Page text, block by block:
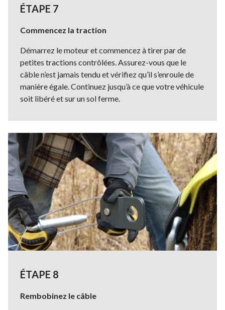
ÉTAPE 7
Commencez la traction
Démarrez le moteur et commencez à tirer par de
petites tractions contrôlées. Assurez-vous que le
câble n’est jamais tendu et vérifiez qu’il s’enroule de
manière égale. Continuez jusqu’à ce que votre véhicule
soit libéré et sur un sol ferme.
ÉTAPE 8
Rembobinez le câble